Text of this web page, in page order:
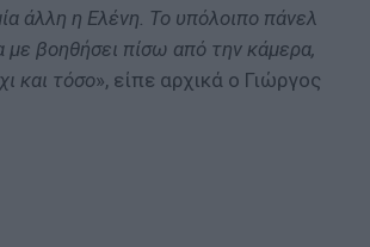
άλλη η Ελένη. Το υπόλοιπο πάνελ
με βοηθήσει πίσω από την κάμερα,
και τόσο», είπε αρχικά ο Γιώργος